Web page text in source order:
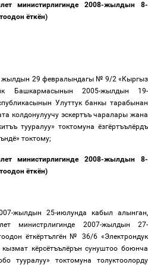
министирлигинде 2008-жылдын 8-
ёткён)
жылдын 29 февралындагы № 9/2« Кыргыз
Башкармасынын 2005-жылдын 19-
Улуттук банкы тарабынан
колдонулуучу эскертъъ чаралары жана
тууралуу» токтомуна ёзгёртъълёрдъ
» токтому;
министирлигинде 2008-жылдын 8-
ёткён)
жылдын 25-июлунда кабыл алынган,
министрлигинде 2007-жылдын 27-
ёткёртългён № 36/6 «Электрондук
кызмат кёрсётъълёрън сунуштоо боюнча
тууралуу» токтомуна толуктоолорду